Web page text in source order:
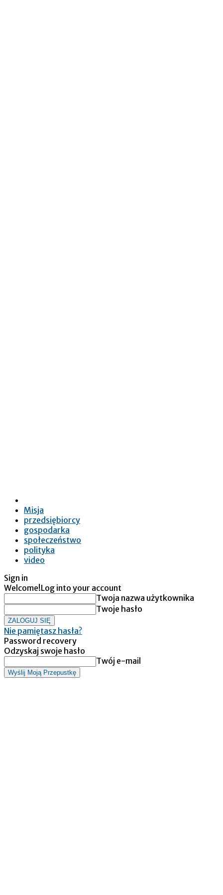
Misja
przedsiębiorcy
gospodarka
społeczeństwo
polityka
video
Sign in
Welcome!Log into your account
Twoja nazwa użytkownika
Twoje hasło
Nie pamiętasz hasła?
Password recovery
Odzyskaj swoje hasło
Twój e-mail